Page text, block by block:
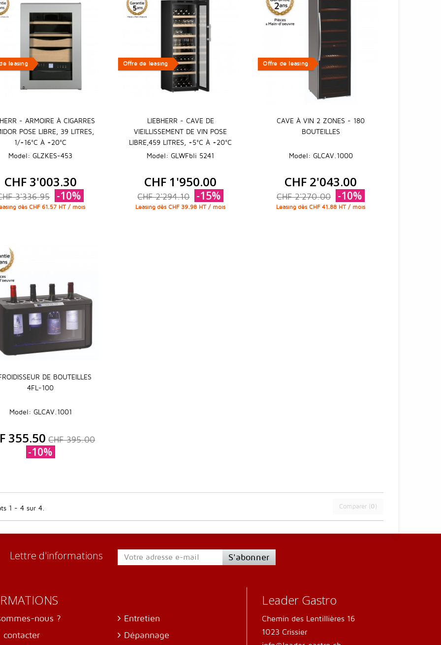
leasing
leasing
- ARMOIRE À CIGARRES
POSE LIBRE, 39 LITRES,
1/+16°C À +20°C
Model: GLZKES-453
CHF 3'003.30
3'336.95 -10%
dès CHF 61.57 HT / mois
Offre de leasing
Offre de leasing
LIEBHERR - CAVE DE
VIEILLISSEMENT DE VIN POSE
LIBRE,459 LITRES, +5°C À +20°C
Model: GLWFbli 5241
CHF 1'950.00
CHF 2'294.10 -15%
Leasing dès CHF 39.98 HT / mois
Offre de leasing
Offre de leasing
CAVE À VIN 2 ZONES - 180
BOUTEILLES
Model: GLCAV.1000
CHF 2'043.00
CHF 2'270.00 -10%
Leasing dès CHF 41.88 HT / mois
DE BOUTEILLES
4FL-100
Model: GLCAV.1001
355.50 CHF 395.00
-10%
Comparer (0)
1 - 4 sur 4.
Lettre d'informations S'abonner
nous ?
contacter
Entretien
Dépannage
Leader Gastro
Chemin des Lentillières 16
1023 Crissier